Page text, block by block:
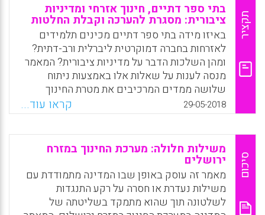
תקציר
בתי ספר דתיים, חינוך אזרחי ומדיניות
ציבורית: מסגרת להערכה וקבלת החלטות
באיזו מידה בתי ספר דתיים מכינים תלמידים
לאזרחות בחברה דמוקרטית ליברלית ורב-דתית?
ומהן השלכות הדבר על מדיניות ציבורית? המאמר
מנסה לענות על שאלות אלו באמצעות ניתוח
שלושה ממדים המרכיבים את מטרת החינוך
האזרחי, לצד אפיון שלושה מרכיבים מקבילים
בבתי ספר דתיים. המחקר מראה שקיים הבדל בין
בתי ספר דתיים ביחס לממדים אלו, ובהתאם הם
נבדלים גם במידת תמיכתם בחינוך אזרחי. לפיכך,
על קובעי מדיניות בחינוך להתחשב בהבדל זה
בעת קבלת החלטות.
WhatsApp
Facebook
Email
X
29-05-2018 קראו עוד...
סיכום
משילות חלולה: מערכת החינוך במזרח
ירושלים
מאמר זה עוסק באופן שבו המדינה מתמודדת עם
משילות נעדרת או חסרה על רקע התנגדות
לשלטונה תוך שהוא מתמקד בשליטתה של